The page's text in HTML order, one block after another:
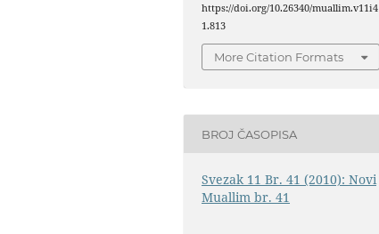
https://doi.org/10.26340/muallim.v11i4
1.813
More Citation Formats
BROJ ČASOPISA
Svezak 11 Br. 41 (2010): Novi
Muallim br. 41